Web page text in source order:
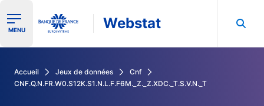
Ouvrir le menu de navigation
MENU Webstat
Accueil Jeux de données
Cnf
CNF.Q.N.FR.W0.S12K.S1.N.L.F.F6M._Z._Z.XDC._T.S.V.N._T